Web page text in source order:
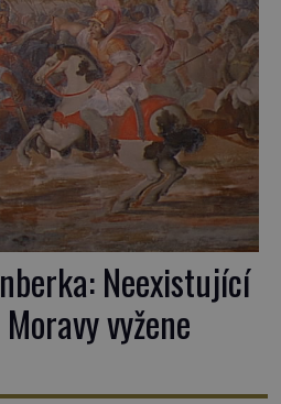
Neexistující
vyžene